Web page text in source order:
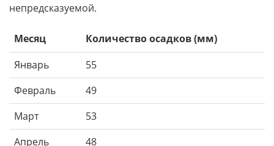
непредсказуемой.
Месяц
Количество осадков (мм)
Январь
55
Февраль
49
Март
53
Апрель
48